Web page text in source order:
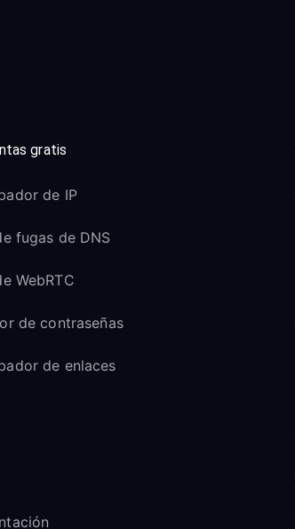
gratis
de IP
fugas de DNS
WebRTC
de contraseñas
de enlaces